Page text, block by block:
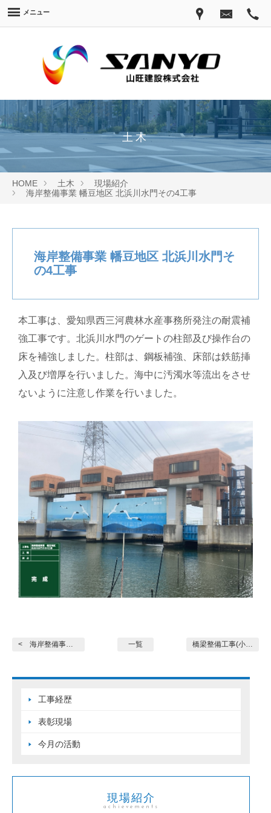
メニュー
土木
HOME 土木
現場紹介
海岸整備事業 幡豆地区 北浜川水門その4工事
海岸整備事業 幡豆地区 北浜川水門そ
の4工事
本工事は、愛知県西三河農林水産事務所発注の耐震補
強工事です。北浜川水門のゲートの柱部及び操作台の
床を補強しました。柱部は、鋼板補強、床部は鉄筋挿
入及び増厚を行いました。海中に汚濁水等流出をさせ
ないように注意し作業を行いました。
一覧
工事経歴
表彰現場
今月の活動
現場紹介
achievements